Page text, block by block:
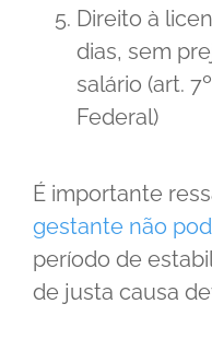
Direito à
dias, sem
salário (art.
Federal)
É importante
gestante não
período de
de justa causa